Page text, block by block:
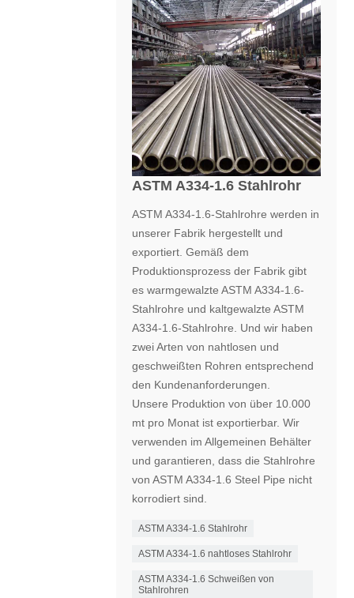
ASTM A334-1.6 Stahlrohr
ASTM A334-1.6-Stahlrohre werden in
unserer Fabrik hergestellt und
exportiert. Gemäß dem
Produktionsprozess der Fabrik gibt
es warmgewalzte ASTM A334-1.6-
Stahlrohre und kaltgewalzte ASTM
A334-1.6-Stahlrohre. Und wir haben
zwei Arten von nahtlosen und
geschweißten Rohren entsprechend
den Kundenanforderungen.
Unsere Produktion von über 10.000
mt pro Monat ist exportierbar. Wir
verwenden im Allgemeinen Behälter
und garantieren, dass die Stahlrohre
von ASTM A334-1.6 Steel Pipe nicht
korrodiert sind.
ASTM A334-1.6 Stahlrohr
ASTM A334-1.6 nahtloses Stahlrohr
ASTM A334-1.6 Schweißen von
Stahlrohren